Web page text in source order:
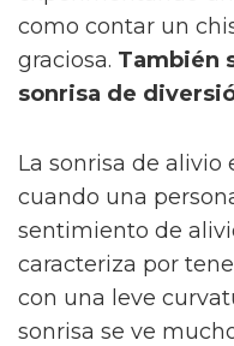
como contar un
graciosa. También
sonrisa de
La sonrisa de alivio
cuando una
sentimiento de
caracteriza por
con una leve
sonrisa se ve